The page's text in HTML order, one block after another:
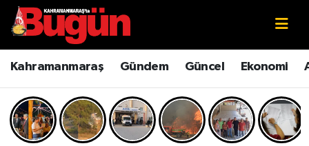
Kahramanmaraş Gündem Güncel Ekonomi
Kahramanmaraş
Kahramanmaraş Sokak Röportajları
Bilim ve Teknoloji
Kahramanmaraş Nöbetçi Eczaneler
Kahramanmaraş Hava Durumu
Kahramanmaraş Namaz Vakitleri